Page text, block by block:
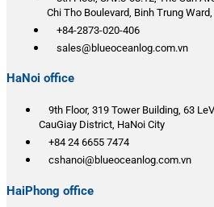
Chi Tho Boulevard, Binh Trung
+84-2873-020-406
sales@blueoceanlog.com.vn
HaNoi office
9th Floor, 319 Tower Building, 63
CauGiay District, HaNoi City
+84 24 6655 7474
cshanoi@blueoceanlog.com.vn
HaiPhong office